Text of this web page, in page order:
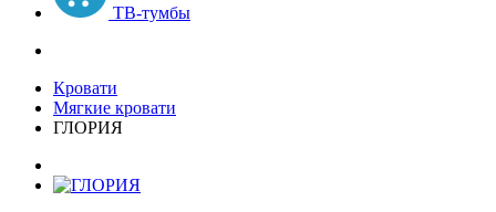
ТВ-тумбы
Кровати
Мягкие кровати
ГЛОРИЯ